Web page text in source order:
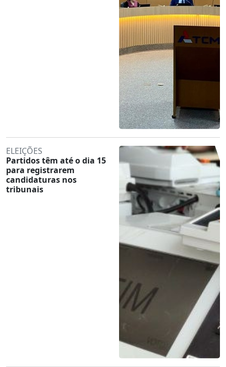
ELEIÇÕES
Partidos têm até o dia 15
para registrarem
candidaturas nos
tribunais